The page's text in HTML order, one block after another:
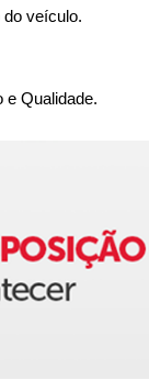
do veículo.
e Qualidade.